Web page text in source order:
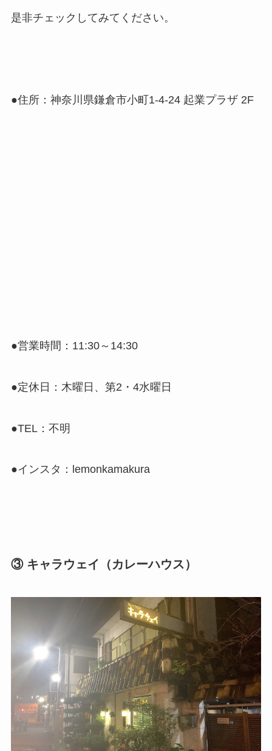
是非チェックしてみてください。
●住所：神奈川県鎌倉市小町1-4-24 起業プラザ 2F
●営業時間：11:30～14:30
●定休日：木曜日、第2・4水曜日
●TEL：不明
●インスタ：lemonkamakura
③ キャラウェイ（カレーハウス）